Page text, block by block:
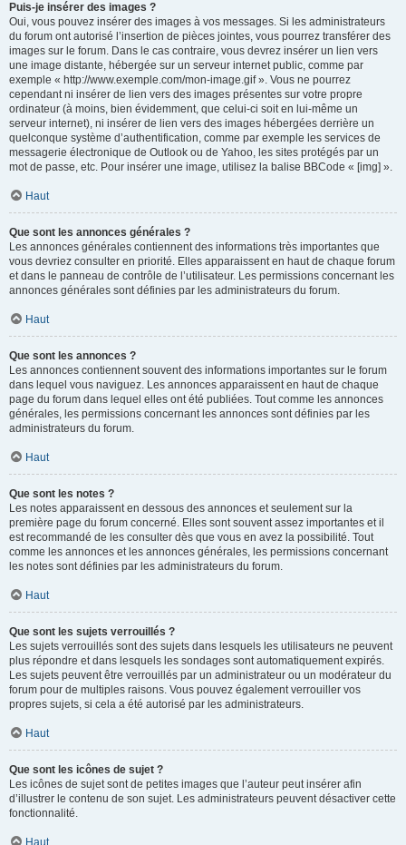
Puis-je insérer des images ?
Oui, vous pouvez insérer des images à vos messages. Si les administrateurs
du forum ont autorisé l’insertion de pièces jointes, vous pourrez transférer des
images sur le forum. Dans le cas contraire, vous devrez insérer un lien vers
une image distante, hébergée sur un serveur internet public, comme par
exemple « http://www.exemple.com/mon-image.gif ». Vous ne pourrez
cependant ni insérer de lien vers des images présentes sur votre propre
ordinateur (à moins, bien évidemment, que celui-ci soit en lui-même un
serveur internet), ni insérer de lien vers des images hébergées derrière un
quelconque système d’authentification, comme par exemple les services de
messagerie électronique de Outlook ou de Yahoo, les sites protégés par un
mot de passe, etc. Pour insérer une image, utilisez la balise BBCode « [img] ».
Haut
Que sont les annonces générales ?
Les annonces générales contiennent des informations très importantes que
vous devriez consulter en priorité. Elles apparaissent en haut de chaque forum
et dans le panneau de contrôle de l’utilisateur. Les permissions concernant les
annonces générales sont définies par les administrateurs du forum.
Haut
Que sont les annonces ?
Les annonces contiennent souvent des informations importantes sur le forum
dans lequel vous naviguez. Les annonces apparaissent en haut de chaque
page du forum dans lequel elles ont été publiées. Tout comme les annonces
générales, les permissions concernant les annonces sont définies par les
administrateurs du forum.
Haut
Que sont les notes ?
Les notes apparaissent en dessous des annonces et seulement sur la
première page du forum concerné. Elles sont souvent assez importantes et il
est recommandé de les consulter dès que vous en avez la possibilité. Tout
comme les annonces et les annonces générales, les permissions concernant
les notes sont définies par les administrateurs du forum.
Haut
Que sont les sujets verrouillés ?
Les sujets verrouillés sont des sujets dans lesquels les utilisateurs ne peuvent
plus répondre et dans lesquels les sondages sont automatiquement expirés.
Les sujets peuvent être verrouillés par un administrateur ou un modérateur du
forum pour de multiples raisons. Vous pouvez également verrouiller vos
propres sujets, si cela a été autorisé par les administrateurs.
Haut
Que sont les icônes de sujet ?
Les icônes de sujet sont de petites images que l’auteur peut insérer afin
d’illustrer le contenu de son sujet. Les administrateurs peuvent désactiver cette
fonctionnalité.
Haut